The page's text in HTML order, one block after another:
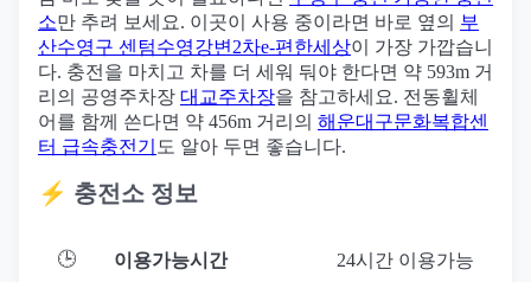
소만 추려 보세요. 이곳이 사용 중이라면 바로 옆의 부
산수영구 센텀수영강변2차e-편한세상이 가장 가깝습니
다. 충전을 마치고 차를 더 세워 둬야 한다면 약 593m 거
리의 공영주차장 대교주차장을 참고하세요. 전동휠체
어를 함께 쓴다면 약 456m 거리의 해운대구문화복합센
터 급속충전기 도 알아 두면 좋습니다.
⚡ 충전소 정보
🕒 이용가능시간 24시간 이용가능